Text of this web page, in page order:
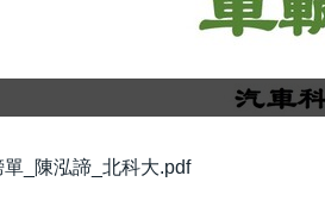
單_陳泓諦_北科大.pdf